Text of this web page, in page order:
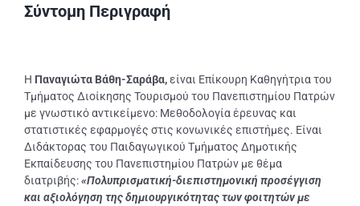
Σύντομη Περιγραφή
Η Παναγιώτα Βάθη-Σαράβα,είναι Επίκουρη Καθηγήτρια του
Τμήματος Διοίκησης Τουρισμού του Πανεπιστημίου Πατρών
με γνωστικό αντικείμενο: Μεθοδολογία έρευνας και
στατιστικές εφαρμογές στις κονωνικές επιστήμες. Είναι
Διδάκτορας του Παιδαγωγικού Τμήματος Δημοτικής
Εκπαίδευσης του Πανεπιστημίου Πατρών με θέμα
διατριβής:«Πολυπρισματική-διεπιστημονική προσέγγιση
και αξιολόγηση της δημιουργικότητας των φοιτητών με